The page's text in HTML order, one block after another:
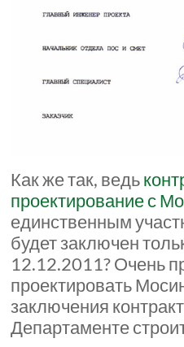
Как же так, ведь
проектирование с
единственным
будет заключен
12.12.2011? Очень
проектировать
заключения
Департаменте